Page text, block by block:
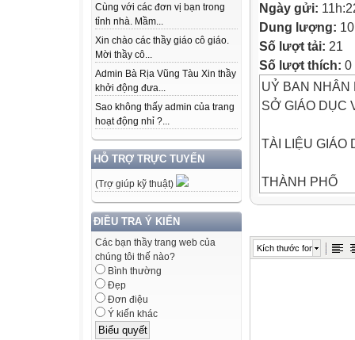
Cùng với các đơn vị bạn trong
tỉnh nhà. Mầm...
Xin chào các thầy giáo cô giáo.
Mời thầy cô...
Admin Bà Rịa Vũng Tàu Xin thầy
khởi động đưa...
Sao không thấy admin của trang
hoạt động nhỉ ?...
HỖ TRỢ TRỰC TUYẾN
(Trợ giúp kỹ thuật)
ĐIỀU TRA Ý KIẾN
Các bạn thầy trang web của
chúng tôi thế nào?
Bình thường
Đẹp
Đơn điệu
Ý kiến khác
Ngày gửi:
Dung lượng:
Số lượt tải: 21
Số lượt thích: 0
UỶ BAN NHÂN
SỞ GIÁO DỤC
TÀI LIỆU GIÁO
THÀNH PHỐ
8
Kích thước font